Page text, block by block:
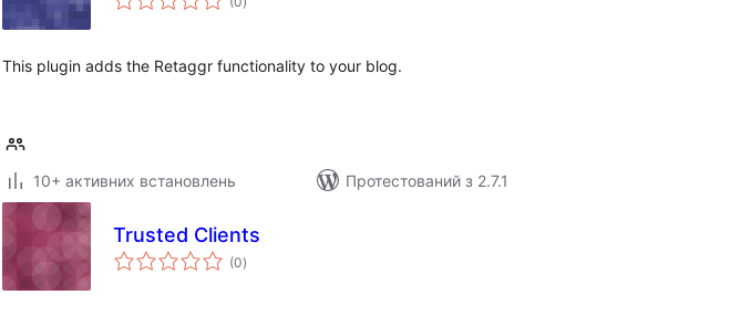
рейтинг
This plugin adds the Retaggr functionality to your blog.
10+ активних встановлень Протестований з 2.7.1
Trusted Clients
(0загальний
рейтинг
)